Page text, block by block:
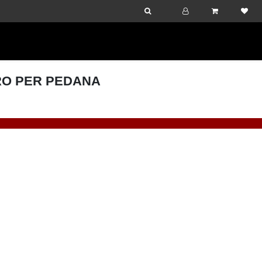
PER PEDANA